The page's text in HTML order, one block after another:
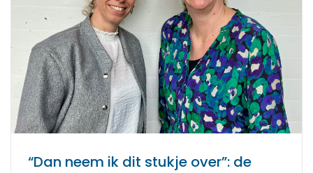
“Dan neem ik dit stukje over”: de